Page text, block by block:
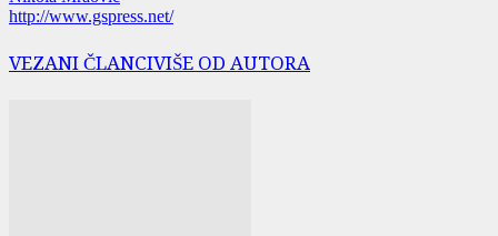
http://www.gspress.net/
VEZANI ČLANCIVIŠE OD AUTORA